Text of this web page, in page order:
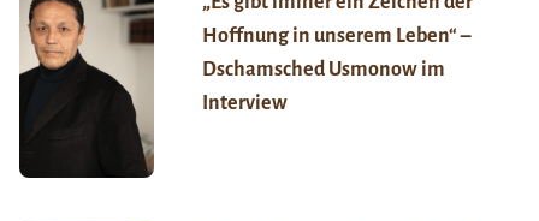
Hoffnung in unserem Leben“ –
Dschamsched Usmonow im
Interview